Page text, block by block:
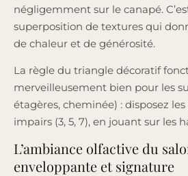
négligemment sur le canapé.
superposition de textures qui
de chaleur et de générosité.
La règle du triangle décoratif
merveilleusement bien pour les
étagères, cheminée) : disposez
impairs (3, 5, 7), en jouant sur les
L’ambiance olfactive du
enveloppante et signature